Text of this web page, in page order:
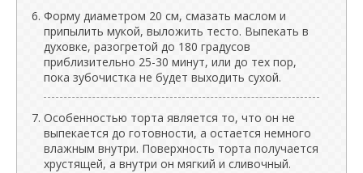
Форму диаметром 20 см, смазать маслом и
припылить мукой, выложить тесто. Выпекать в
духовке, разогретой до 180 градусов
приблизительно 25-30 минут, или до тех пор,
пока зубочистка не будет выходить сухой.
Особенностью торта является то, что он не
выпекается до готовности, а остается немного
влажным внутри. Поверхность торта получается
хрустящей, а внутри он мягкий и сливочный.